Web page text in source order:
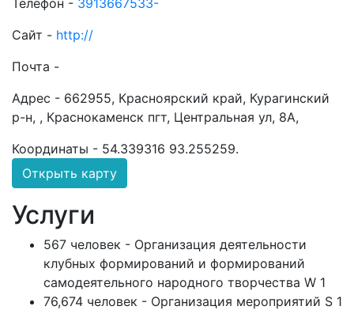
Телефон - 3913667533-
Сайт - http://
Почта -
Адрес - 662955, Красноярский край, Курагинский
р-н, , Краснокаменск пгт, Центральная ул, 8А,
Координаты - 54.339316 93.255259.
Открыть карту
Услуги
567 человек - Организация деятельности
клубных формирований и формирований
самодеятельного народного творчества W 1
76,674 человек - Организация мероприятий S 1